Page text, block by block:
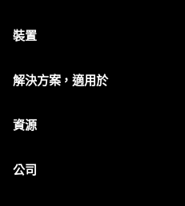
裝置
解決方案，適用於
資源
公司